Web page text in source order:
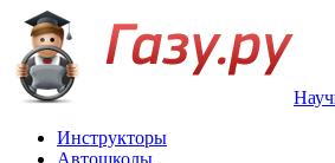
Инструкторы
Автошколы